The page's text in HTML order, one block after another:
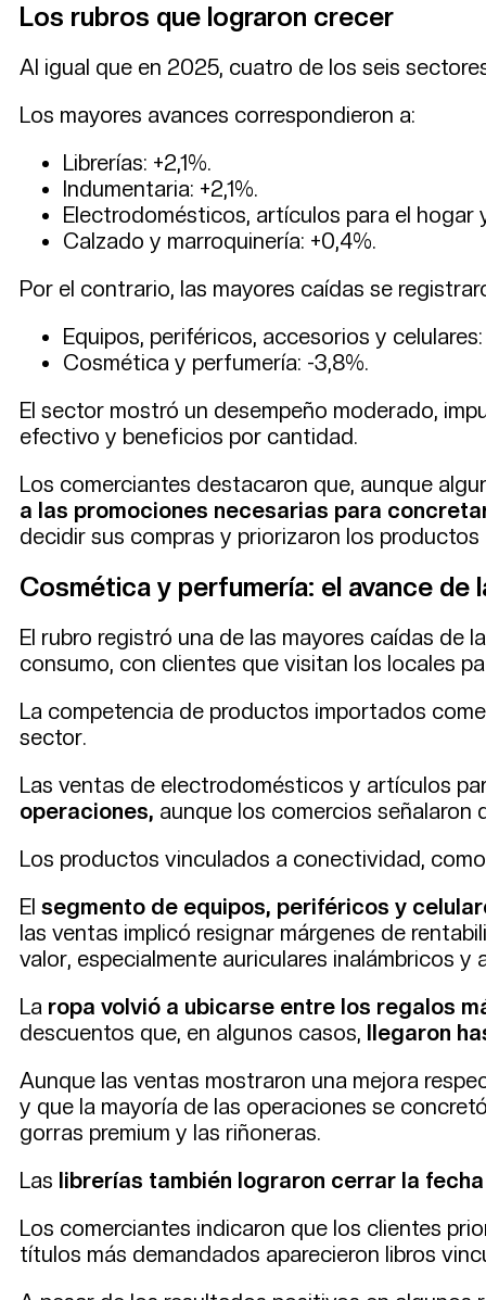
Los rubros que lograron crecer
Al igual que en 2025, cuatro de los seis
Los mayores avances correspondieron a:
Librerías: +2,1%.
Indumentaria: +2,1%.
Electrodomésticos, artículos para el hogar
Calzado y marroquinería: +0,4%.
Por el contrario, las mayores caídas se
Equipos, periféricos, accesorios y celulares:
Cosmética y perfumería: -3,8%.
El sector mostró un desempeño moderado,
efectivo y beneficios por cantidad.
Los comerciantes destacaron que, aunque
a las promociones necesarias para
decidir sus compras y priorizaron los
Cosmética y perfumería: el avance de
El rubro registró una de las mayores caídas de
consumo, con clientes que visitan los locales
La competencia de productos importados
sector.
Las ventas de electrodomésticos y artículos
operaciones, aunque los comercios
Los productos vinculados a conectividad,
El segmento de equipos, periféricos y
las ventas implicó resignar márgenes de
valor, especialmente auriculares inalámbricos
La ropa volvió a ubicarse entre los regalos
descuentos que, en algunos casos, llegaron
Aunque las ventas mostraron una mejora
y que la mayoría de las operaciones se
gorras premium y las riñoneras.
Las librerías también lograron cerrar la
Los comerciantes indicaron que los clientes
títulos más demandados aparecieron libros